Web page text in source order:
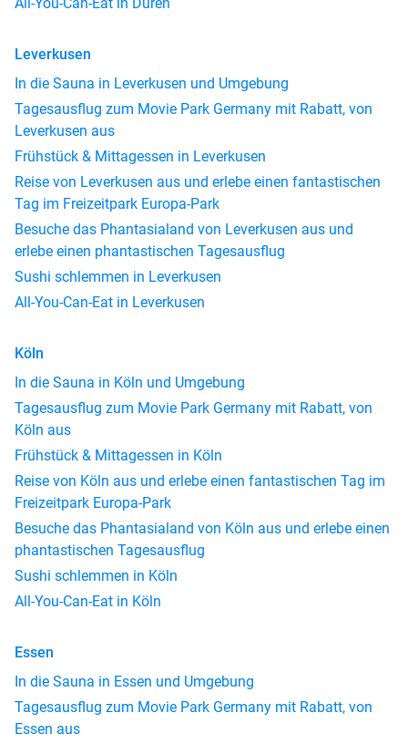
Leverkusen
In die Sauna in Leverkusen und Umgebung
Tagesausflug zum Movie Park Germany mit Rabatt, von
Leverkusen aus
Frühstück & Mittagessen in Leverkusen
Reise von Leverkusen aus und erlebe einen fantastischen
Tag im Freizeitpark Europa-Park
Besuche das Phantasialand von Leverkusen aus und
erlebe einen phantastischen Tagesausflug
Sushi schlemmen in Leverkusen
All-You-Can-Eat in Leverkusen
Köln
In die Sauna in Köln und Umgebung
Tagesausflug zum Movie Park Germany mit Rabatt, von
Köln aus
Frühstück & Mittagessen in Köln
Reise von Köln aus und erlebe einen fantastischen Tag im
Freizeitpark Europa-Park
Besuche das Phantasialand von Köln aus und erlebe einen
phantastischen Tagesausflug
Sushi schlemmen in Köln
All-You-Can-Eat in Köln
Essen
In die Sauna in Essen und Umgebung
Tagesausflug zum Movie Park Germany mit Rabatt, von
Essen aus